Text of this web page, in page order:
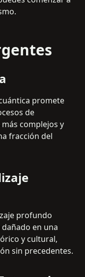
promete
de
complejos y
fracción del
profundo
en una
y cultural,
sin precedentes.